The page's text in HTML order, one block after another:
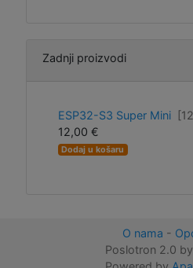
Zadnji proizvodi
ESP32-S3 Super Mini
12,00 €
Dodaj u košaru
O nama -
Poslotron 2.0 by